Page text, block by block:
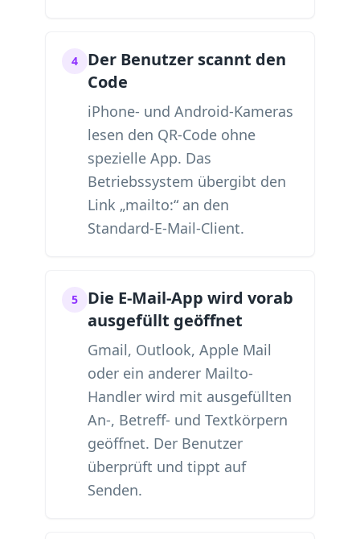
4
Der Benutzer scannt den
Code
iPhone- und Android-Kameras
lesen den QR-Code ohne
spezielle App. Das
Betriebssystem übergibt den
Link „mailto:“ an den
Standard-E-Mail-Client.
5
Die E-Mail-App wird vorab
ausgefüllt geöffnet
Gmail, Outlook, Apple Mail
oder ein anderer Mailto-
Handler wird mit ausgefüllten
An-, Betreff- und Textkörpern
geöffnet. Der Benutzer
überprüft und tippt auf
Senden.